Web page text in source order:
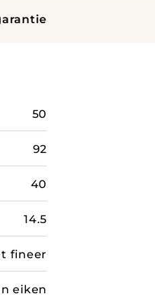
50
92
40
14.5
fineer
eiken